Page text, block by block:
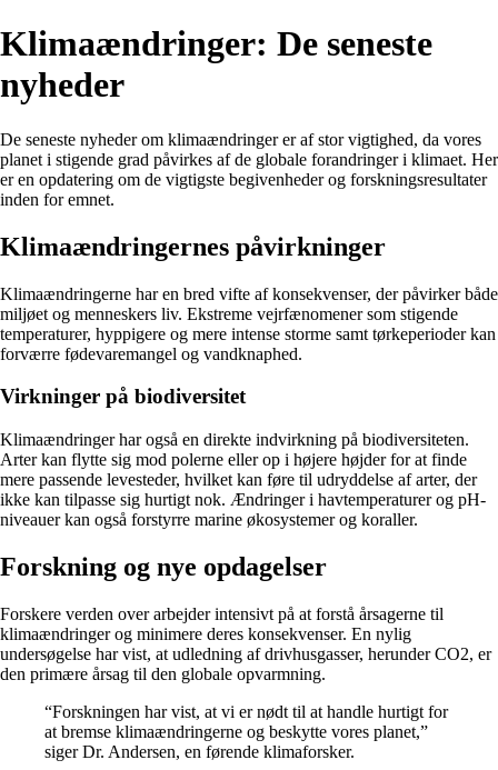
Klimaændringer: De seneste
nyheder
De seneste nyheder om klimaændringer er af stor vigtighed, da vores
planet i stigende grad påvirkes af de globale forandringer i klimaet. Her
er en opdatering om de vigtigste begivenheder og forskningsresultater
inden for emnet.
Klimaændringernes påvirkninger
Klimaændringerne har en bred vifte af konsekvenser, der påvirker både
miljøet og menneskers liv. Ekstreme vejrfænomener som stigende
temperaturer, hyppigere og mere intense storme samt tørkeperioder kan
forværre fødevaremangel og vandknaphed.
Virkninger på biodiversitet
Klimaændringer har også en direkte indvirkning på biodiversiteten.
Arter kan flytte sig mod polerne eller op i højere højder for at finde
mere passende levesteder, hvilket kan føre til udryddelse af arter, der
ikke kan tilpasse sig hurtigt nok. Ændringer i havtemperaturer og pH-
niveauer kan også forstyrre marine økosystemer og koraller.
Forskning og nye opdagelser
Forskere verden over arbejder intensivt på at forstå årsagerne til
klimaændringer og minimere deres konsekvenser. En nylig
undersøgelse har vist, at udledning af drivhusgasser, herunder CO2, er
den primære årsag til den globale opvarmning.
“Forskningen har vist, at vi er nødt til at handle hurtigt for
at bremse klimaændringerne og beskytte vores planet,”
siger Dr. Andersen, en førende klimaforsker.